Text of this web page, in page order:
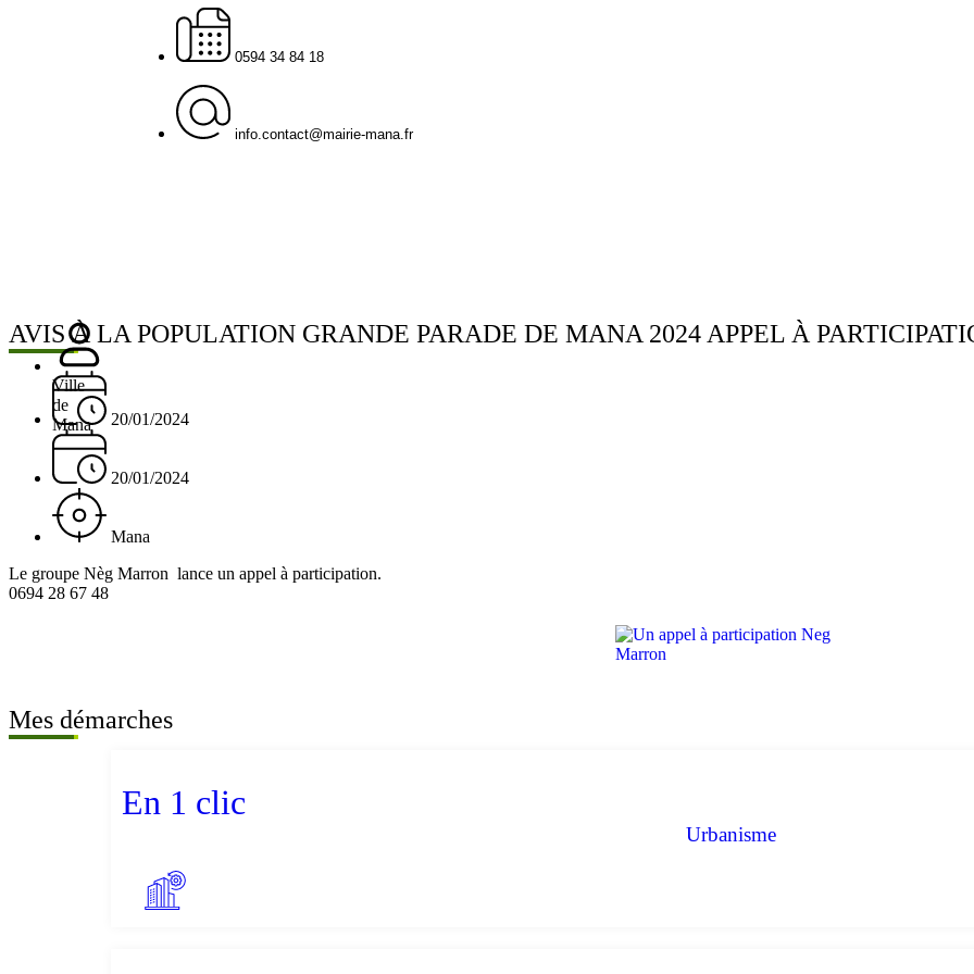
0594 34 84 18
info.contact@mairie-mana.fr
Ville
de
Mana
AVIS À LA POPULATION GRANDE PARADE DE MANA 2024 APPEL À
20/01/2024
20/01/2024
Mana
Le groupe Nèg Marron lance un appel à participation.
0694 28 67 48
Mes démarches
En 1 clic
Urbanisme